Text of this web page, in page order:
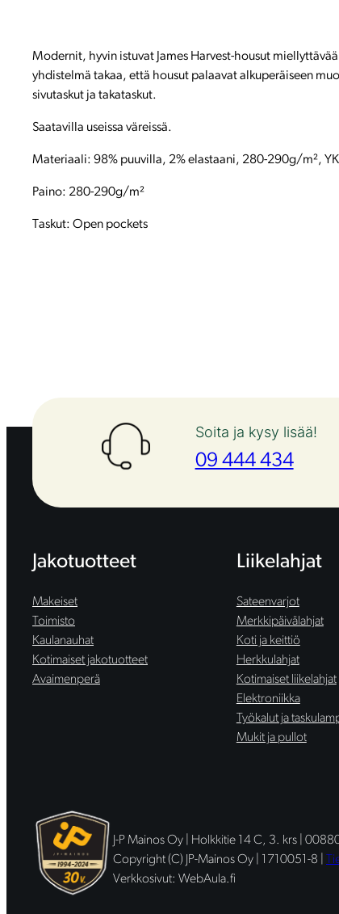
Modernit, hyvin istuvat James Harvest-housut
yhdistelmä takaa, että housut palaavat alkuperäiseen
sivutaskut ja takataskut.
Saatavilla useissa väreissä.
Materiaali: 98% puuvilla, 2% elastaani, 280-290g/m²,
Paino: 280-290g/m²
Taskut: Open pockets
Soita ja kysy lisää!
09 444 434
Jakotuotteet
Makeiset
Toimisto
Kaulanauhat
Kotimaiset jakotuotteet
Avaimenperä
Liikelahjat
Sateenvarjot
Merkkipäivälahjat
Koti ja keittiö
Herkkulahjat
Kotimaiset liikelahjat
Elektroniikka
Työkalut ja
Mukit ja pullot
J-P Mainos Oy | Holkkitie 14 C, 3. krs |
Copyright (C) JP-Mainos Oy | 1710051-8 |
Verkkosivut: WebAula.fi